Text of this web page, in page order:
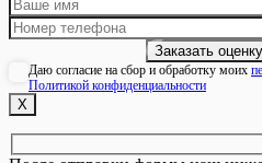
Даю согласие на сбор и обработку моих
Политикой конфиденциальности
Х